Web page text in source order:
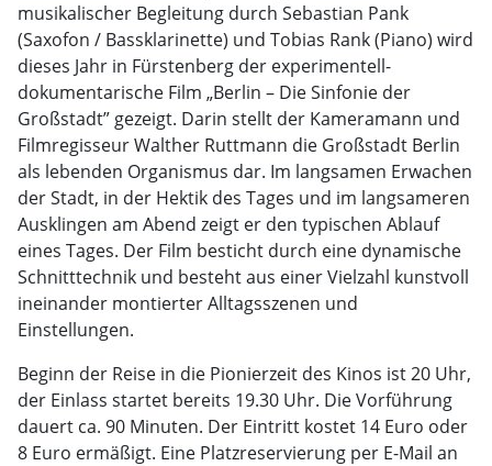
musikalischer Begleitung durch Sebastian Pank
(Saxofon / Bassklarinette) und Tobias Rank (Piano) wird
dieses Jahr in Fürstenberg der experimentell-
dokumentarische Film „Berlin – Die Sinfonie der
Großstadt” gezeigt. Darin stellt der Kameramann und
Filmregisseur Walther Ruttmann die Großstadt Berlin
als lebenden Organismus dar. Im langsamen Erwachen
der Stadt, in der Hektik des Tages und im langsameren
Ausklingen am Abend zeigt er den typischen Ablauf
eines Tages. Der Film besticht durch eine dynamische
Schnitttechnik und besteht aus einer Vielzahl kunstvoll
ineinander montierter Alltagsszenen und
Einstellungen.
Beginn der Reise in die Pionierzeit des Kinos ist 20 Uhr,
der Einlass startet bereits 19.30 Uhr. Die Vorführung
dauert ca. 90 Minuten. Der Eintritt kostet 14 Euro oder
8 Euro ermäßigt. Eine Platzreservierung per E-Mail an